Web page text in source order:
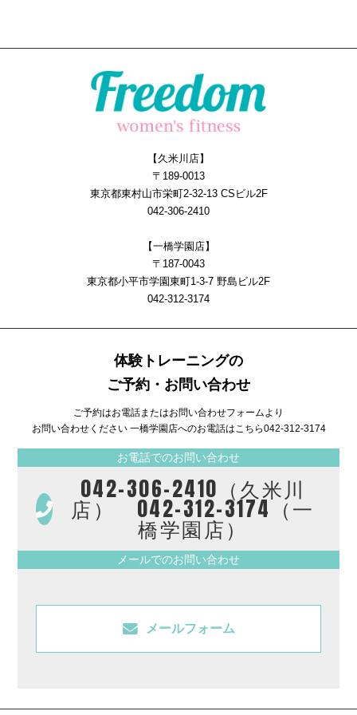
【久米川店】
〒189-0013
東京都東村山市栄町2-32-13 CSビル2F
042-306-2410
【一橋学園店】
〒187-0043
東京都小平市学園東町1-3-7 野島ビル2F
042-312-3174
体験トレーニングの
ご予約・お問い合わせ
ご予約はお電話またはお問い合わせフォームより
お問い合わせください 一橋学園店へのお電話はこちら042-312-3174
お電話でのお問い合わせ
042-306-2410（久米川
店） 042-312-3174（一
橋学園店）
メールでのお問い合わせ
メールフォーム